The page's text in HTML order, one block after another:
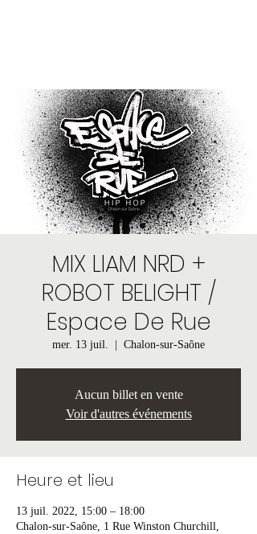
MIX LIAM NRD +
ROBOT BELIGHT /
Espace De Rue
mer. 13 juil.
  |
Chalon-sur-Saône
Aucun billet en vente
Voir d'autres événements
Heure et lieu
13 juil. 2022, 15:00 – 18:00
Chalon-sur-Saône, 1 Rue Winston Churchill,